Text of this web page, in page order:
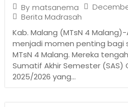
By matsanema
Berita Madrasah
Kab. Malang (MTsN 4
menjadi momen penting bagi
MTsN 4 Malang. Mereka
Sumatif Akhir Semester (SAS)
2025/2026 yang...